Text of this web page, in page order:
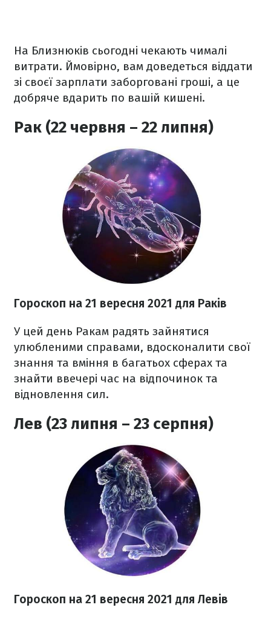
На Близнюків сьогодні чекають чималі
витрати. Ймовірно, вам доведеться віддати
зі своєї зарплати заборговані гроші, а це
добряче вдарить по вашій кишені.
Рак (22 червня – 22 липня)
Гороскоп на 21 вересня 2021 для Раків
У цей день Ракам радять зайнятися
улюбленими справами, вдосконалити свої
знання та вміння в багатьох сферах та
знайти ввечері час на відпочинок та
відновлення сил.
Лев (23 липня – 23 серпня)
Гороскоп на 21 вересня 2021 для Левів